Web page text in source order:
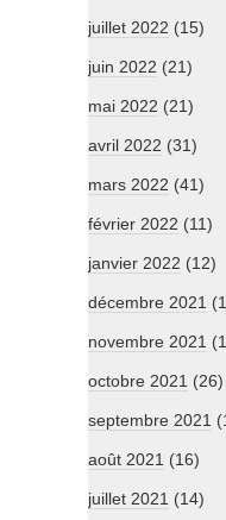
juillet 2022 (15)
juin 2022 (21)
mai 2022 (21)
avril 2022 (31)
mars 2022 (41)
février 2022 (11)
janvier 2022 (12)
décembre 2021
novembre 2021
octobre 2021 (26)
septembre 2021
août 2021 (16)
juillet 2021 (14)